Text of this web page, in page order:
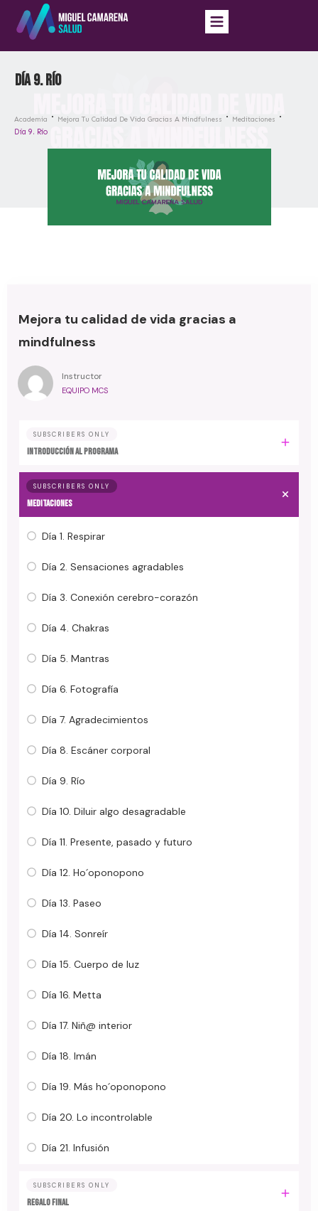
Día 9. Río
Academia Mejora Tu Calidad De Vida Gracias A Mindfulness Meditaciones
Día 9. Río
Mejora tu calidad de vida gracias a
mindfulness
Instructor
EQUIPO MCS
SUBSCRIBERS ONLY
Introducción al programa
SUBSCRIBERS ONLY
Meditaciones
Día 1. Respirar
Día 2. Sensaciones agradables
Día 3. Conexión cerebro-corazón
Día 4. Chakras
Día 5. Mantras
Día 6. Fotografía
Día 7. Agradecimientos
Día 8. Escáner corporal
Día 9. Río
Día 10. Diluir algo desagradable
Día 11. Presente, pasado y futuro
Día 12. Ho´oponopono
Día 13. Paseo
Día 14. Sonreír
Día 15. Cuerpo de luz
Día 16. Metta
Día 17. Niñ@ interior
Día 18. Imán
Día 19. Más ho´oponopono
Día 20. Lo incontrolable
Día 21. Infusión
SUBSCRIBERS ONLY
Regalo final